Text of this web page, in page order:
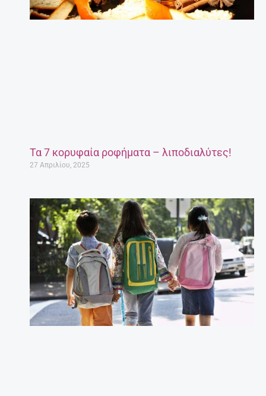
Τα 7 κορυφαία ροφήματα – λιποδιαλύτες!
27 Απριλίου, 2025